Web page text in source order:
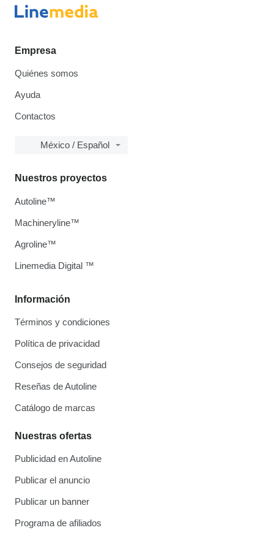
Empresa
Quiénes somos
Ayuda
Contactos
México / Español
Información
Términos y condiciones
Política de privacidad
Consejos de seguridad
Reseñas de Autoline
Catálogo de marcas
Nuestras ofertas
Publicidad en Autoline
Publicar el anuncio
Publicar un banner
Programa de afiliados
Nuestros proyectos
Autoline™
Machineryline™
Agroline™
Linemedia Digital ™